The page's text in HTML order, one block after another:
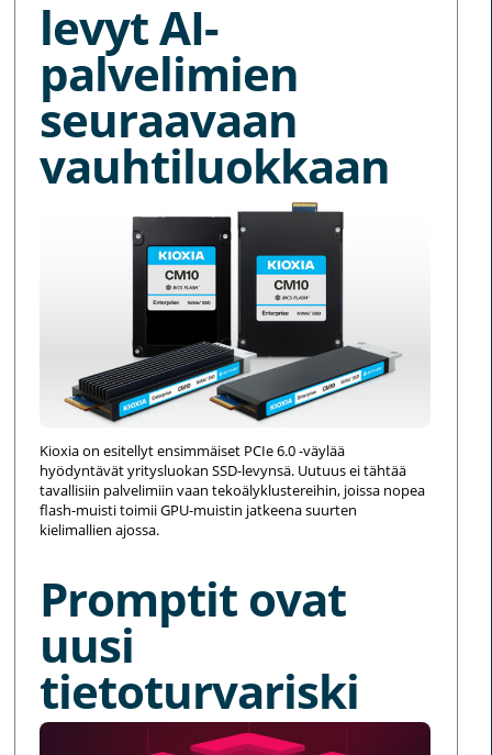
levyt AI-
palvelimien
seuraavaan
vauhtiluokkaan
Kioxia on esitellyt ensimmäiset PCIe 6.0 -väylää
hyödyntävät yritysluokan SSD-levynsä. Uutuus ei tähtää
tavallisiin palvelimiin vaan tekoälyklustereihin, joissa nopea
flash-muisti toimii GPU-muistin jatkeena suurten
kielimallien ajossa.
Promptit ovat
uusi
tietoturvariski